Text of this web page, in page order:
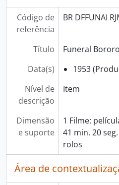
Código de
referência
BR DFFUNAI
Título
Funeral Bororo
Data(s)
1953
Nível de
descrição
Item
Dimensão
e suporte
1 Filme:
41 min. 20
rolos
Área de